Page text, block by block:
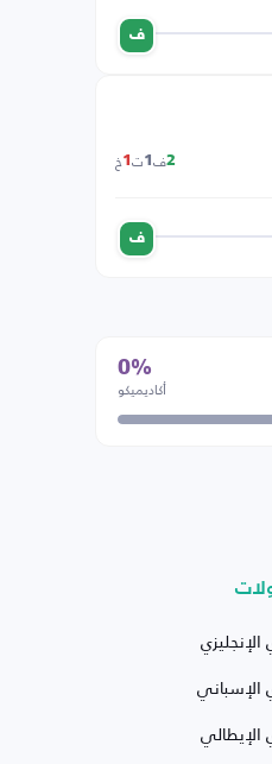
ف
2ف 1ت 1خ
ف
0%
أكاديميكو
الإنجليزي
الإسباني
الإيطالي